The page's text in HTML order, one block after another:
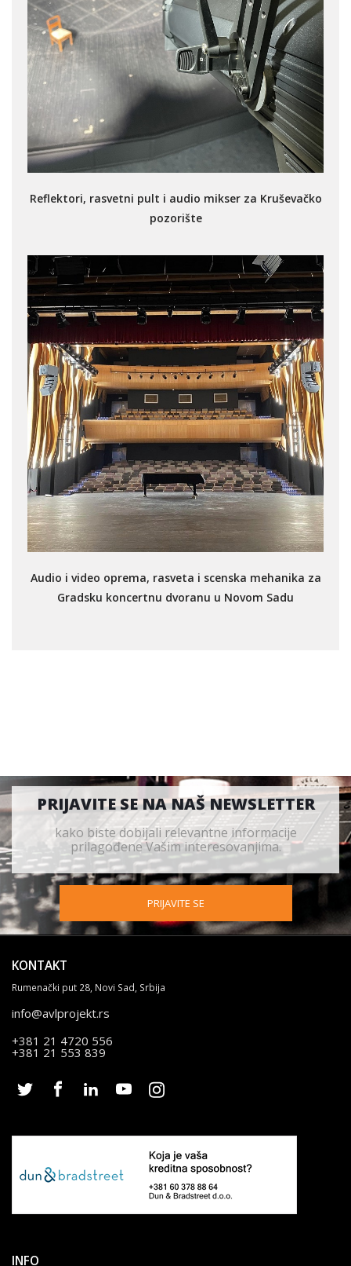
Reflektori, rasvetni pult i audio mikser za Kruševačko
pozorište
Audio i video oprema, rasveta i scenska mehanika za
Gradsku koncertnu dvoranu u Novom Sadu
PRIJAVITE SE NA NAŠ NEWSLETTER
kako biste dobijali relevantne informacije
prilagođene Vašim interesovanjima.
PRIJAVITE SE
KONTAKT
Rumenački put 28, Novi Sad, Srbija
info@avlprojekt.rs
+381 21 4720 556
+381 21 553 839
INFO